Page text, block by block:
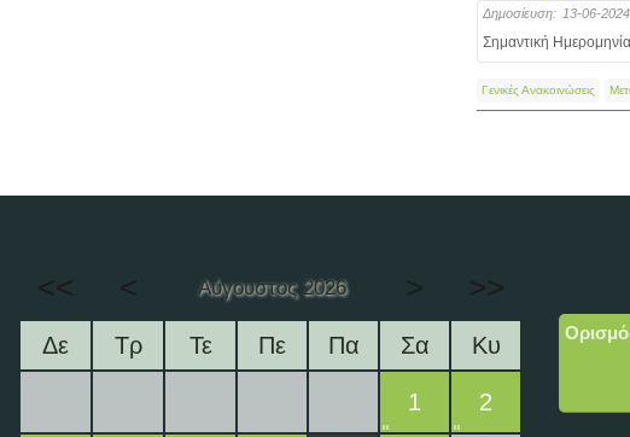
Δημοσίευση: 13-06-
Σημαντική
Γενικές Ανακοινώσεις
<< < Αύγουστος 2026 > >>
Δε Τρ Τε Πε Πα Σα Κυ
1 2